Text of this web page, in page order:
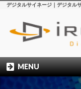
デジタルサイネージ｜デジタル
MENU